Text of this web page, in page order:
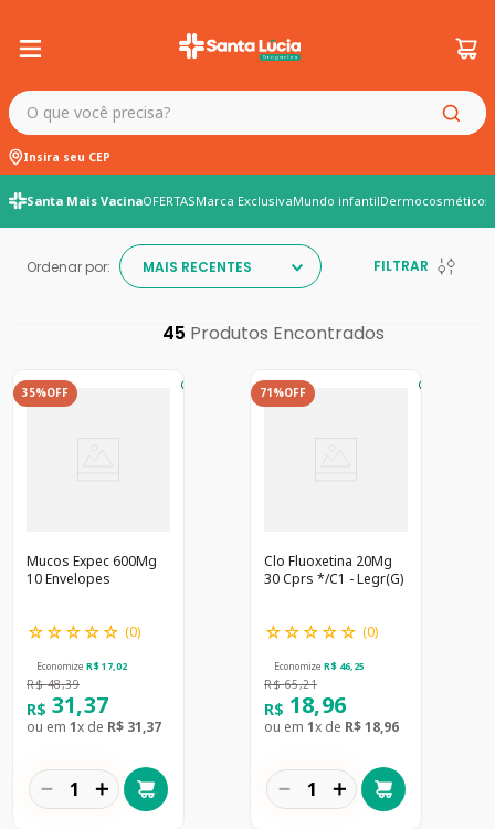
O que você precisa?
Insira seu CEP
Santa Mais VacinaOFERTASMarca ExclusivaMundo infantilDermocosméticos
Ordenar por: MAIS RECENTES FILTRAR
45
35%OFF
Mucos Expec 600Mg
10 Envelopes
☆☆☆☆☆ (0)
Economize R$ 17,02
R$ 48,39
R$ 31,37
ou em 1x de R$ 31,37
＋
－
71%OFF
Clo Fluoxetina 20Mg
30 Cprs */C1 - Legr(G)
☆☆☆☆☆ (0)
Economize R$ 46,25
R$ 65,21
R$ 18,96
ou em 1x de R$18,96
＋
－